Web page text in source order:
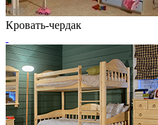
Кровать-чердак